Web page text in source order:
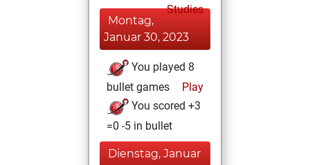
Studies
Montag,
Januar 30, 2023
You played 8
bullet games
Play
You scored +3
=0 -5 in bullet
Dienstag, Januar